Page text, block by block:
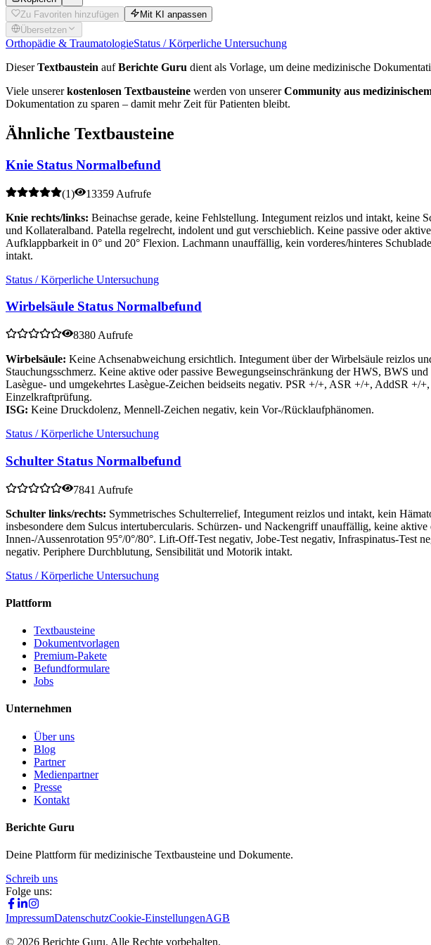
Zu Favoriten hinzufügen
Mit KI anpassen
Übersetzen
Orthopädie & TraumatologieStatus / Körperliche Untersuchung
DieserTextbaustein aufBerichte Guru dient als Vorlage, um deine medizinische
Viele unsererkostenlosen Textbausteine werden von unsererCommunity aus
Dokumentation zu sparen – damit mehr Zeit für Patienten bleibt.
Ähnliche Textbausteine
Knie Status Normalbefund
(1)
13359 Aufrufe
Knie rechts/links: Beinachse gerade, keine Fehlstellung. Integument reizlos und intakt,
und Kollateralband. Patella regelrecht, indolent und gut verschieblich. Keine passive oder
Aufklappbarkeit in 0° und 20° Flexion. Lachmann unauffällig, kein vorderes/hinteres
intakt.
Status / Körperliche Untersuchung
Wirbelsäule Status Normalbefund
8380 Aufrufe
Wirbelsäule: Keine Achsenabweichung ersichtlich. Integument über der Wirbelsäule reizlos
Stauchungsschmerz. Keine aktive oder passive Bewegungseinschränkung der HWS, BWS
Lasègue- und umgekehrtes Lasègue-Zeichen beidseits negativ. PSR +/+, ASR +/+, AddSR
Einzelkraftprüfung.
ISG: Keine Druckdolenz, Mennell-Zeichen negativ, kein Vor-/Rücklaufphänomen.
Status / Körperliche Untersuchung
Schulter Status Normalbefund
7841 Aufrufe
Schulter links/rechts: Symmetrisches Schulterrelief, Integument reizlos und intakt, kein
insbesondere dem Sulcus intertubercularis. Schürzen- und Nackengriff unauffällig, keine
Innen-/Aussenrotation 95°/0°/80°. Lift-Off-Test negativ, Jobe-Test negativ, Infraspinatus-
negativ. Periphere Durchblutung, Sensibilität und Motorik intakt.
Status / Körperliche Untersuchung
Plattform
Textbausteine
Dokumentvorlagen
Premium-Pakete
Befundformulare
Jobs
Unternehmen
Über uns
Blog
Partner
Medienpartner
Presse
Kontakt
Berichte Guru
Deine Plattform für medizinische Textbausteine und Dokumente.
Schreib uns
Folge uns:
ImpressumDatenschutzCookie-EinstellungenAGB
© 2026 Berichte Guru. Alle Rechte vorbehalten.